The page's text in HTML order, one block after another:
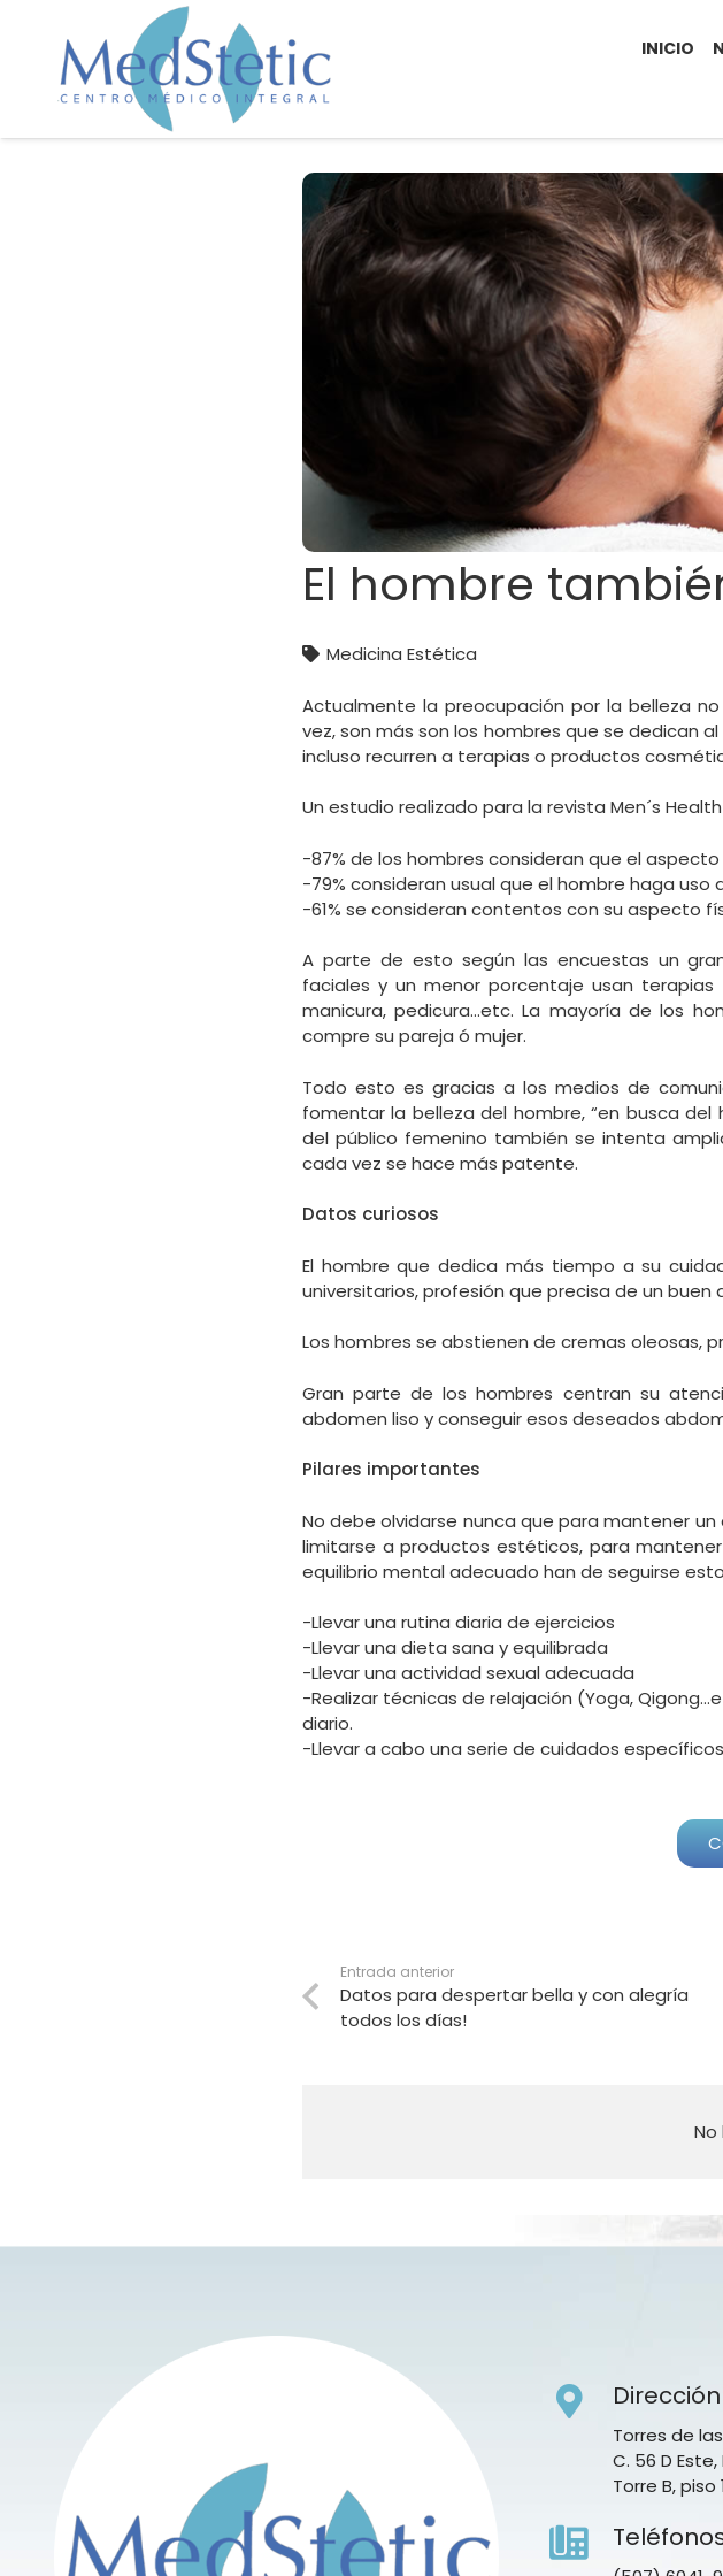
INICIO
El hombre
Medicina Estética
Actualmente la preocupación por la belleza
vez, son más son los hombres que se dedican
incluso recurren a terapias o productos
Un estudio realizado para la revista Men´s
-87% de los hombres consideran que el
-79% consideran usual que el hombre haga
-61% se consideran contentos con su aspecto
A parte de esto según las encuestas un
faciales y un menor porcentaje usan
manicura, pedicura…etc. La mayoría de los
compre su pareja ó mujer.
Todo esto es gracias a los medios de
fomentar la belleza del hombre, “en busca
del público femenino también se intenta
cada vez se hace más patente.
Datos curiosos
El hombre que dedica más tiempo a su
universitarios, profesión que precisa de un
Los hombres se abstienen de cremas oleosas,
Gran parte de los hombres centran su
abdomen liso y conseguir esos deseados
Pilares importantes
No debe olvidarse nunca que para mantener
limitarse a productos estéticos, para
equilibrio mental adecuado han de seguirse
-Llevar una rutina diaria de ejercicios
-Llevar una dieta sana y equilibrada
-Llevar una actividad sexual adecuada
-Realizar técnicas de relajación (Yoga,
diario.
-Llevar a cabo una serie de cuidados
Entrada anterior
Datos para despertar bella y con alegría
todos los días!
Dirección
Torres de
C. 56 D
Torre B, piso